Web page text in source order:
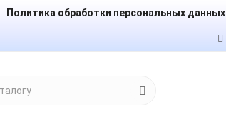
Политика обработки персональных данных